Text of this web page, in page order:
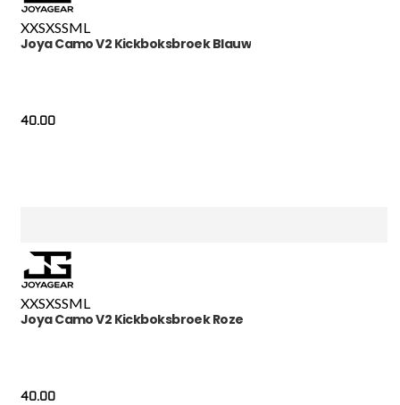
XXSXSSML
Joya Camo V2 Kickboksbroek Blauw
40.00
XXSXSSML
Joya Camo V2 Kickboksbroek Roze
40.00